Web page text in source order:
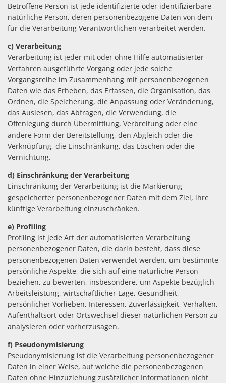
Betroffene Person ist jede identifizierte oder identifizierbare
natürliche Person, deren personenbezogene Daten von dem
für die Verarbeitung Verantwortlichen verarbeitet werden.
c) Verarbeitung
Verarbeitung ist jeder mit oder ohne Hilfe automatisierter
Verfahren ausgeführte Vorgang oder jede solche
Vorgangsreihe im Zusammenhang mit personenbezogenen
Daten wie das Erheben, das Erfassen, die Organisation, das
Ordnen, die Speicherung, die Anpassung oder Veränderung,
das Auslesen, das Abfragen, die Verwendung, die
Offenlegung durch Übermittlung, Verbreitung oder eine
andere Form der Bereitstellung, den Abgleich oder die
Verknüpfung, die Einschränkung, das Löschen oder die
Vernichtung.
d) Einschränkung der Verarbeitung
Einschränkung der Verarbeitung ist die Markierung
gespeicherter personenbezogener Daten mit dem Ziel, ihre
künftige Verarbeitung einzuschränken.
e) Profiling
Profiling ist jede Art der automatisierten Verarbeitung
personenbezogener Daten, die darin besteht, dass diese
personenbezogenen Daten verwendet werden, um bestimmte
persönliche Aspekte, die sich auf eine natürliche Person
beziehen, zu bewerten, insbesondere, um Aspekte bezüglich
Arbeitsleistung, wirtschaftlicher Lage, Gesundheit,
persönlicher Vorlieben, Interessen, Zuverlässigkeit, Verhalten,
Aufenthaltsort oder Ortswechsel dieser natürlichen Person zu
analysieren oder vorherzusagen.
f) Pseudonymisierung
Pseudonymisierung ist die Verarbeitung personenbezogener
Daten in einer Weise, auf welche die personenbezogenen
Daten ohne Hinzuziehung zusätzlicher Informationen nicht